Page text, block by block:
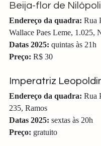
Beija-flor de
Endereço da quadra: Rua
Wallace Paes Leme, 1.025,
Datas 2025: quintas às 21h
Preço: R$ 30
Imperatriz
Endereço da quadra: Rua
235, Ramos
Datas 2025: sextas às 20h
Preço: gratuito